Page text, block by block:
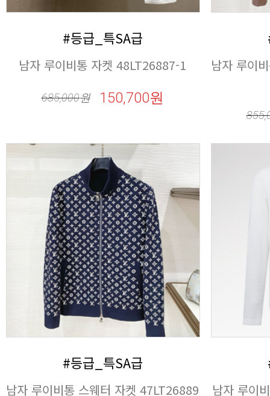
#등급_특SA급
남자 루이비통 자켓 48LT26887-1
685,000원 150,700원
#등급_특SA급